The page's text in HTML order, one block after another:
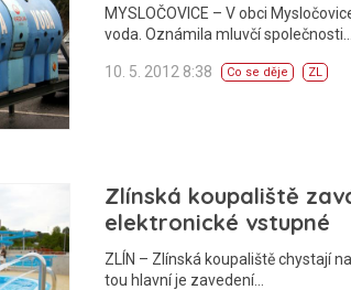
MYSLOČOVICE – V obci
voda. Oznámila mluvčí společnosti…
10. 5. 2012 8:38 Co se děje ZL
Zlínská koupaliště
elektronické vstupné
ZLÍN – Zlínská koupaliště chystají
tou hlavní je zavedení…